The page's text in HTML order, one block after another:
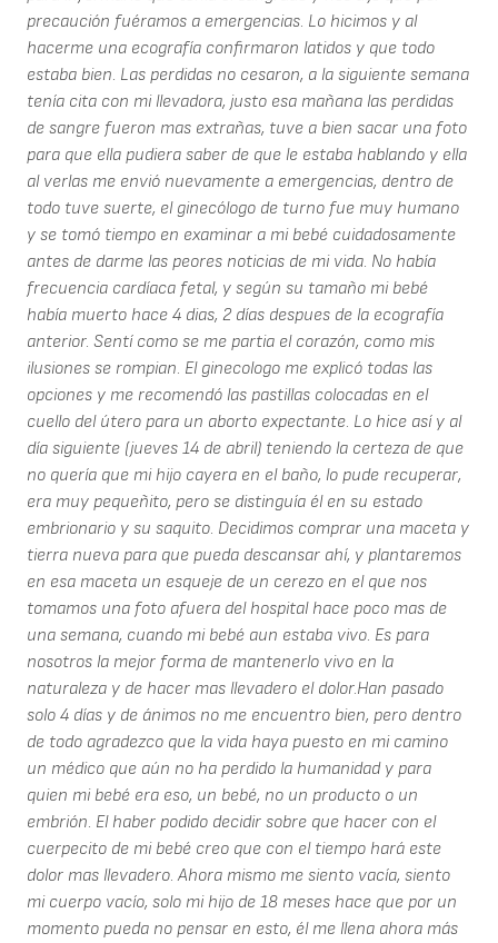
precaución fuéramos a emergencias. Lo hicimos y al
hacerme una ecografía confirmaron latidos y que todo
estaba bien. Las perdidas no cesaron, a la siguiente semana
tenía cita con mi llevadora, justo esa mañana las perdidas
de sangre fueron mas extrañas, tuve a bien sacar una foto
para que ella pudiera saber de que le estaba hablando y ella
al verlas me envió nuevamente a emergencias, dentro de
todo tuve suerte, el ginecólogo de turno fue muy humano
y se tomó tiempo en examinar a mi bebé cuidadosamente
antes de darme las peores noticias de mi vida. No había
frecuencia cardíaca fetal, y según su tamaño mi bebé
había muerto hace 4 dias, 2 días despues de la ecografía
anterior. Sentí como se me partia el corazón, como mis
ilusiones se rompian. El ginecologo me explicó todas las
opciones y me recomendó las pastillas colocadas en el
cuello del útero para un aborto expectante. Lo hice así y al
día siguiente (jueves 14 de abril) teniendo la certeza de que
no quería que mi hijo cayera en el baño, lo pude recuperar,
era muy pequeñito, pero se distinguía él en su estado
embrionario y su saquito. Decidimos comprar una maceta y
tierra nueva para que pueda descansar ahí, y plantaremos
en esa maceta un esqueje de un cerezo en el que nos
tomamos una foto afuera del hospital hace poco mas de
una semana, cuando mi bebé aun estaba vivo. Es para
nosotros la mejor forma de mantenerlo vivo en la
naturaleza y de hacer mas llevadero el dolor.Han pasado
solo 4 días y de ánimos no me encuentro bien, pero dentro
de todo agradezco que la vida haya puesto en mi camino
un médico que aún no ha perdido la humanidad y para
quien mi bebé era eso, un bebé, no un producto o un
embrión. El haber podido decidir sobre que hacer con el
cuerpecito de mi bebé creo que con el tiempo hará este
dolor mas llevadero. Ahora mismo me siento vacía, siento
mi cuerpo vacío, solo mi hijo de 18 meses hace que por un
momento pueda no pensar en esto, él me llena ahora más